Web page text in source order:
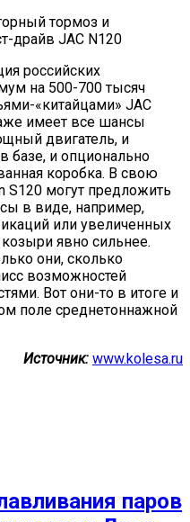
российских
на 500-700 тысяч
«китайцами» JAC
имеет все шансы
двигатель, и
базе, и опционально
коробка. В свою
S120 могут предложить
в виде, например,
или увеличенных
явно сильнее.
они, сколько
возможностей
Вот они-то в итоге и
поле среднетоннажной
Источник: www.kolesa.ru
паров